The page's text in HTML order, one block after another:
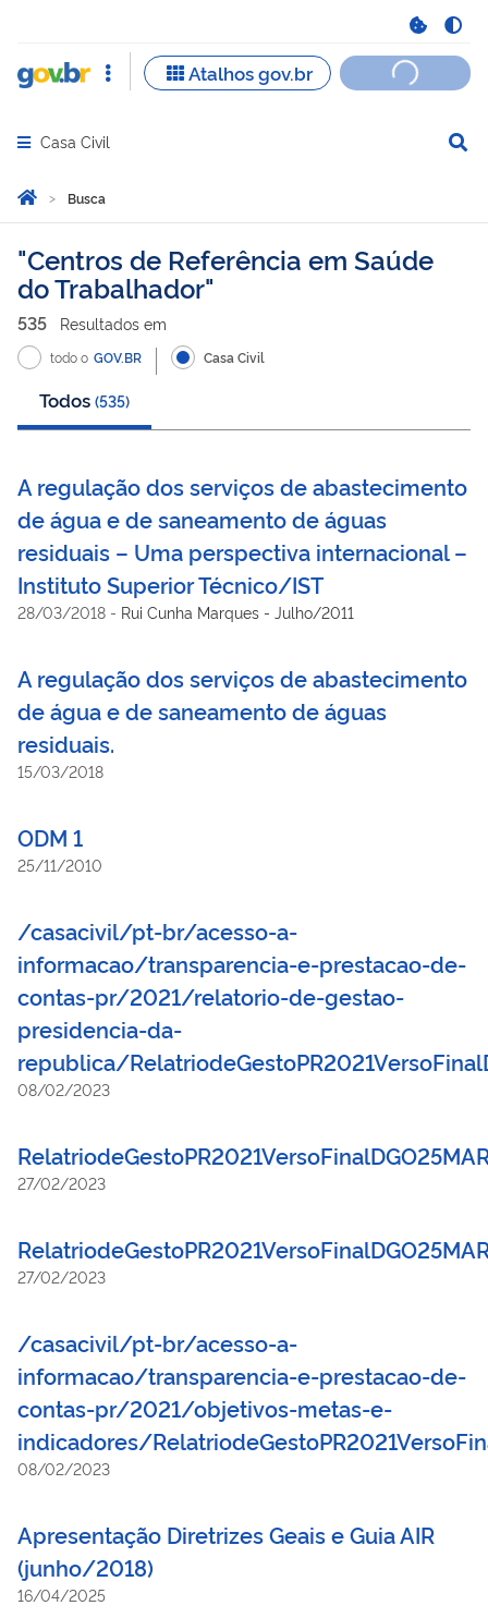
Abrir menu principal de navegação
Casa Civil
Você está aqui:
Página Inicial
Busca
Busca
Centros de Referência em Saúde
do Trabalhador
535 Resultados em
todo o GOV.BR Casa Civil
Todos (535)
A regulação dos serviços de abastecimento
de água e de saneamento de águas
residuais – Uma perspectiva internacional –
Instituto Superior Técnico/IST
28/03/2018 - Rui Cunha Marques - Julho/2011
A regulação dos serviços de abastecimento
de água e de saneamento de águas
residuais.
15/03/2018
ODM 1
25/11/2010
/casacivil/pt-br/acesso-a-
informacao/transparencia-e-prestacao-de-
contas-pr/2021/relatorio-de-gestao-
presidencia-da-
republica/
08/02/2023
27/02/2023
27/02/2023
/casacivil/pt-br/acesso-a-
informacao/transparencia-e-prestacao-de-
contas-pr/2021/objetivos-metas-e-
indicadores/
08/02/2023
Apresentação Diretrizes Geais e Guia AIR
(junho/2018)
16/04/2025